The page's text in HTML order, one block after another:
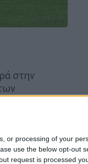
or processing of your
use the below opt-out
request is processed
στην
Bull Arena